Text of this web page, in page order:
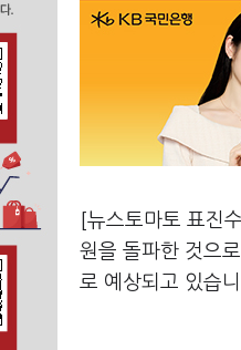
[뉴스토마토 표진
원을 돌파한 것으
로 예상되고 있습니